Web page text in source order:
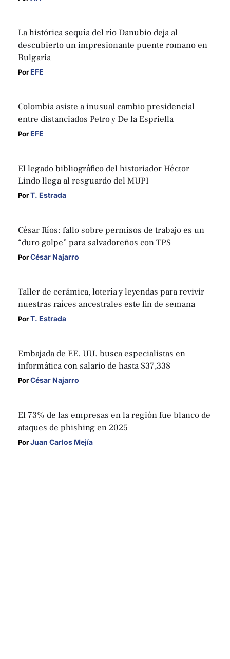
La histórica sequía del río Danubio deja al
descubierto un impresionante puente romano en
Bulgaria
Por EFE
Colombia asiste a inusual cambio presidencial
entre distanciados Petro y De la Espriella
Por EFE
El legado bibliográfico del historiador Héctor
Lindo llega al resguardo del MUPI
Por T. Estrada
César Ríos: fallo sobre permisos de trabajo es un
“duro golpe” para salvadoreños con TPS
Por César Najarro
Taller de cerámica, lotería y leyendas para revivir
nuestras raíces ancestrales este fin de semana
Por T. Estrada
Embajada de EE. UU. busca especialistas en
informática con salario de hasta $37,338
Por César Najarro
El 73% de las empresas en la región fue blanco de
ataques de phishing en 2025
Por Juan Carlos Mejía